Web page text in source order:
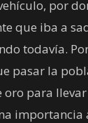
por
que iba a
todavía.
pasar la
para llevar
importancia